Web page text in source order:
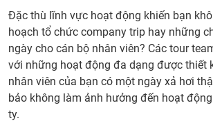
Đặc thù lĩnh vực hoạt động khiến bạn
hoạch tổ chức company trip hay những
ngày cho cán bộ nhân viên? Các tour
với những hoạt động đa dạng được thiết
nhân viên của bạn có một ngày xả hơi
bảo không làm ảnh hưởng đến hoạt
ty.